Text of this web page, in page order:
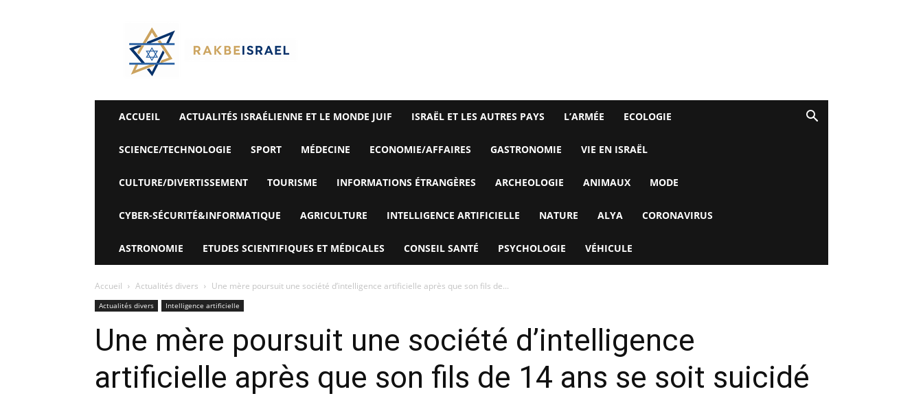
Rak
Be
Israel-
Alyaexpress-
News
ACCUEIL ACTUALITÉS ISRAÉLIENNE ET LE MONDE JUIF ISRAËL ET LES AUTRES PAYS L’ARMÉE ECOLOGIE
SCIENCE/TECHNOLOGIE SPORT MÉDECINE ECONOMIE/AFFAIRES GASTRONOMIE VIE EN ISRAËL
CULTURE/DIVERTISSEMENT TOURISME INFORMATIONS ÉTRANGÈRES ARCHEOLOGIE ANIMAUX MODE
CYBER-SÉCURITÉ&INFORMATIQUE AGRICULTURE INTELLIGENCE ARTIFICIELLE NATURE ALYA CORONAVIRUS
ASTRONOMIE ETUDES SCIENTIFIQUES ET MÉDICALES CONSEIL SANTÉ PSYCHOLOGIE VÉHICULE
Accueil Actualités divers Une mère poursuit une société d’intelligence artificielle après que son fils de...
Actualités divers Intelligence artificielle
Une mère poursuit une société d’intelligence
artificielle après que son fils de 14 ans se soit suicidé